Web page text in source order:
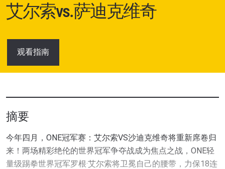
艾尔索vs.萨迪克维奇
观看指南
摘要
今年四月，ONE冠军赛：艾尔索VS沙迪克维奇将重新席卷归
来！两场精彩绝伦的世界冠军争夺战成为焦点之战，ONE轻
量级踢拳世界冠军罗根·艾尔索将卫冕自己的腰带，力保18连